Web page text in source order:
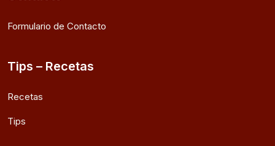
Formulario de Contacto
Tips – Recetas
Recetas
Tips